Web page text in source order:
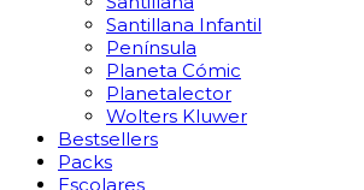
Santillana Infantil
Península
Planeta Cómic
Planetalector
Wolters Kluwer
Bestsellers
Packs
Escolares